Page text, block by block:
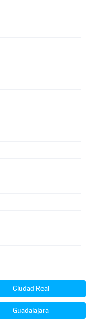
Ciudad Real
Guadalajara